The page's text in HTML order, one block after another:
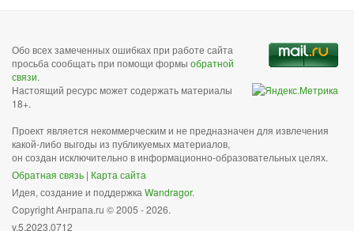
Обо всех замеченных ошибках при работе сайта
просьба сообщать при помощи формы обратной
связи.
Настоящий ресурс может содержать материалы
18+.
Проект является некоммерческим и не предназначен для извлечения
какой-либо выгоды из публикуемых материалов,
он создан исключительно в информационно-образовательных целях.
Обратная связь | Карта сайта
Идея, создание и поддержка Wandragor.
Copyright Анграпа.ru © 2005 - 2026.
v.5.2023.0712